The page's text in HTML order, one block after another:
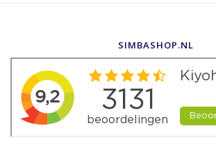
SIMBASHOP.NL